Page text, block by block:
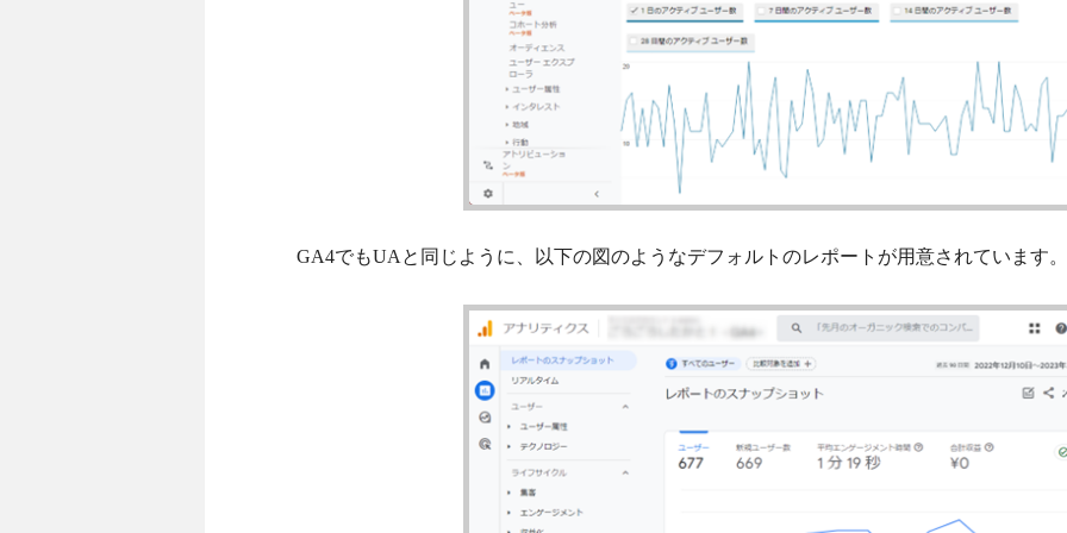
GA4でもUAと同じように、以下の図のようなデフォルトのレポートが用意されています。